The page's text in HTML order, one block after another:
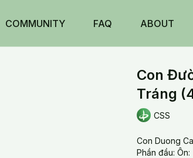
COMMUNITY FAQ ABOUT
Con
Tráng
CSS
Con Duong
Phần đầu: Ôn: